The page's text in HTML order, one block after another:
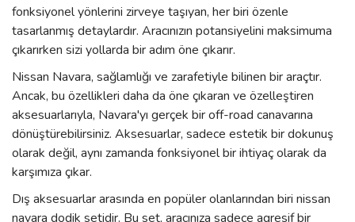
fonksiyonel yönlerini zirveye taşıyan, her biri özenle
tasarlanmış detaylardır. Aracınızın potansiyelini maksimuma
çıkarırken sizi yollarda bir adım öne çıkarır.
Nissan Navara, sağlamlığı ve zarafetiyle bilinen bir araçtır.
Ancak, bu özellikleri daha da öne çıkaran ve özelleştiren
aksesuarlarıyla, Navara'yı gerçek bir off-road canavarına
dönüştürebilirsiniz. Aksesuarlar, sadece estetik bir dokunuş
olarak değil, aynı zamanda fonksiyonel bir ihtiyaç olarak da
karşımıza çıkar.
Dış aksesuarlar arasında en popüler olanlarından biri nissan
navara dodik setidir. Bu set, aracınıza sadece agresif bir